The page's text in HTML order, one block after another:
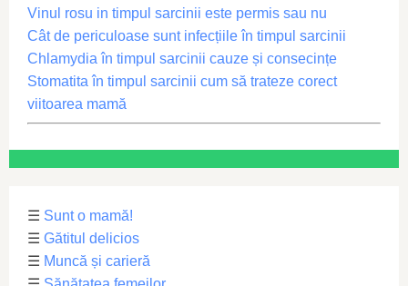
Vinul rosu in timpul sarcinii este permis sau nu
Cât de periculoase sunt infecțiile în timpul sarcinii
Chlamydia în timpul sarcinii cauze și consecințe
Stomatita în timpul sarcinii cum să trateze corect
viitoarea mamă
☰ Sunt o mamă!
☰ Gătitul delicios
☰ Muncă și carieră